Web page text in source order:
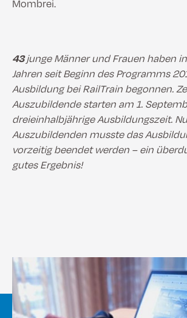
Mombrei.
43junge Männer und Frauen haben
Jahren seit Beginn des Programms
Ausbildung bei RailTrain begonnen.
Auszubildende starten am 1.
dreieinhalbjährige Ausbildungszeit.
Auszubildenden musste das
vorzeitig beendet werden – ein
gutes Ergebnis!